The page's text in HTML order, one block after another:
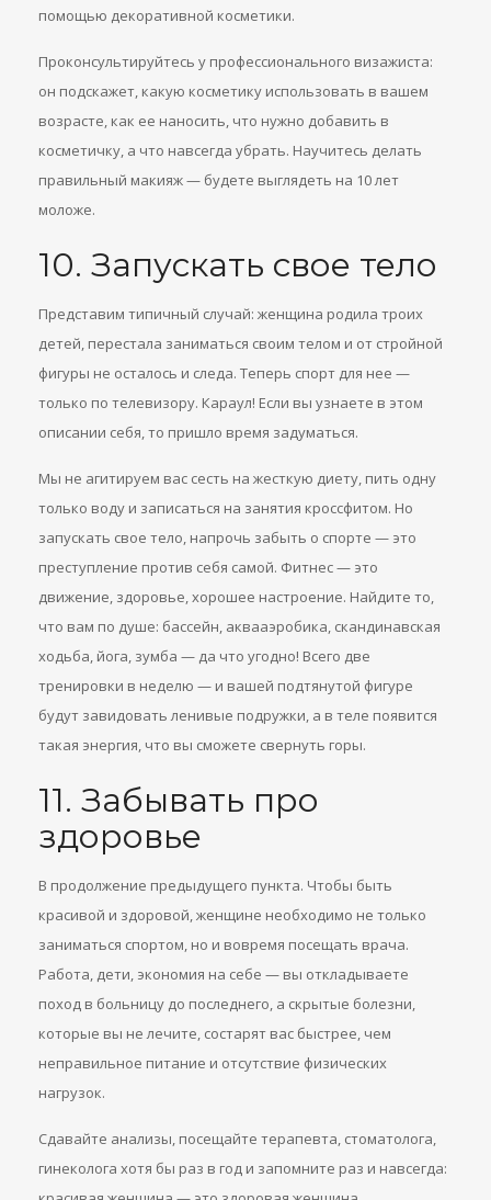
помощью декоративной косметики.
Проконсультируйтесь у профессионального визажиста:
он подскажет, какую косметику использовать в вашем
возрасте, как ее наносить, что нужно добавить в
косметичку, а что навсегда убрать. Научитесь делать
правильный макияж — будете выглядеть на 10 лет
моложе.
10. Запускать свое тело
Представим типичный случай: женщина родила троих
детей, перестала заниматься своим телом и от стройной
фигуры не осталось и следа. Теперь спорт для нее —
только по телевизору. Караул! Если вы узнаете в этом
описании себя, то пришло время задуматься.
Мы не агитируем вас сесть на жесткую диету, пить одну
только воду и записаться на занятия кроссфитом. Но
запускать свое тело, напрочь забыть о спорте — это
преступление против себя самой. Фитнес — это
движение, здоровье, хорошее настроение. Найдите то,
что вам по душе: бассейн, аквааэробика, скандинавская
ходьба, йога, зумба — да что угодно! Всего две
тренировки в неделю — и вашей подтянутой фигуре
будут завидовать ленивые подружки, а в теле появится
такая энергия, что вы сможете свернуть горы.
11. Забывать про
здоровье
В продолжение предыдущего пункта. Чтобы быть
красивой и здоровой, женщине необходимо не только
заниматься спортом, но и вовремя посещать врача.
Работа, дети, экономия на себе — вы откладываете
поход в больницу до последнего, а скрытые болезни,
которые вы не лечите, состарят вас быстрее, чем
неправильное питание и отсутствие физических
нагрузок.
Сдавайте анализы, посещайте терапевта, стоматолога,
гинеколога хотя бы раз в год и запомните раз и навсегда: